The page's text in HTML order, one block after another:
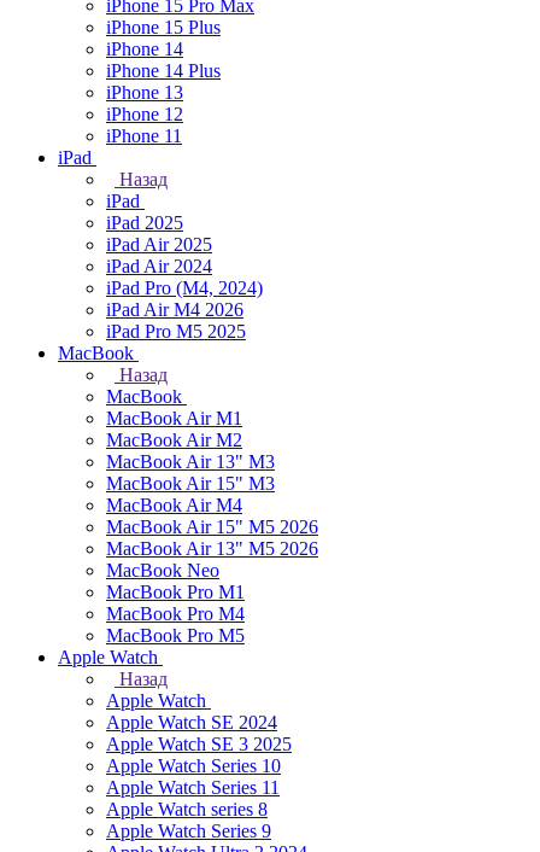
iPhone 15 Pro Max
iPhone 15 Plus
iPhone 14
iPhone 14 Plus
iPhone 13
iPhone 12
iPhone 11
iPad
Назад
iPad
iPad 2025
iPad Air 2025
iPad Air 2024
iPad Pro (M4, 2024)
iPad Air M4 2026
iPad Pro M5 2025
MacBook
Назад
MacBook
MacBook Air M1
MacBook Air M2
MacBook Air 13" M3
MacBook Air 15" M3
MacBook Air M4
MacBook Air 15" М5 2026
MacBook Air 13" М5 2026
MacBook Neo
MacBook Pro M1
MacBook Pro M4
MacBook Pro M5
Apple Watch
Назад
Apple Watch
Apple Watch SE 2024
Apple Watch SE 3 2025
Apple Watch Series 10
Apple Watch Series 11
Apple Watch series 8
Apple Watch Series 9